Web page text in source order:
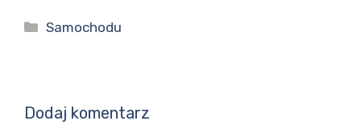
Kategorie
Samochodu
Dodaj komentarz